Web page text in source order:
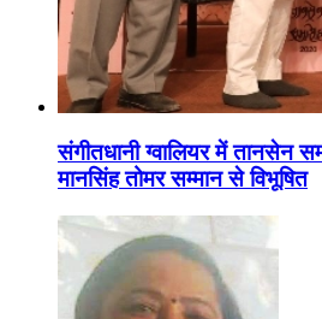
संगीतधानी ग्वालियर में तानसेन
मानसिंह तोमर सम्मान से विभूषित